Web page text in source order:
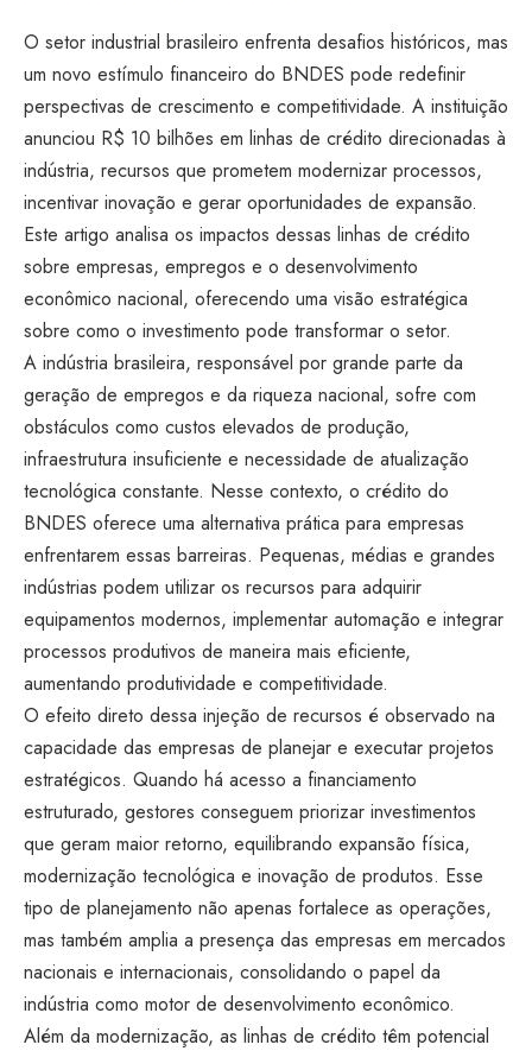
O setor industrial brasileiro enfrenta desafios históricos, mas
um novo estímulo financeiro do BNDES pode redefinir
perspectivas de crescimento e competitividade. A instituição
anunciou R$ 10 bilhões em linhas de crédito direcionadas à
indústria, recursos que prometem modernizar processos,
incentivar inovação e gerar oportunidades de expansão.
Este artigo analisa os impactos dessas linhas de crédito
sobre empresas, empregos e o desenvolvimento
econômico nacional, oferecendo uma visão estratégica
sobre como o investimento pode transformar o setor.
A indústria brasileira, responsável por grande parte da
geração de empregos e da riqueza nacional, sofre com
obstáculos como custos elevados de produção,
infraestrutura insuficiente e necessidade de atualização
tecnológica constante. Nesse contexto, o crédito do
BNDES oferece uma alternativa prática para empresas
enfrentarem essas barreiras. Pequenas, médias e grandes
indústrias podem utilizar os recursos para adquirir
equipamentos modernos, implementar automação e integrar
processos produtivos de maneira mais eficiente,
aumentando produtividade e competitividade.
O efeito direto dessa injeção de recursos é observado na
capacidade das empresas de planejar e executar projetos
estratégicos. Quando há acesso a financiamento
estruturado, gestores conseguem priorizar investimentos
que geram maior retorno, equilibrando expansão física,
modernização tecnológica e inovação de produtos. Esse
tipo de planejamento não apenas fortalece as operações,
mas também amplia a presença das empresas em mercados
nacionais e internacionais, consolidando o papel da
indústria como motor de desenvolvimento econômico.
Além da modernização, as linhas de crédito têm potencial